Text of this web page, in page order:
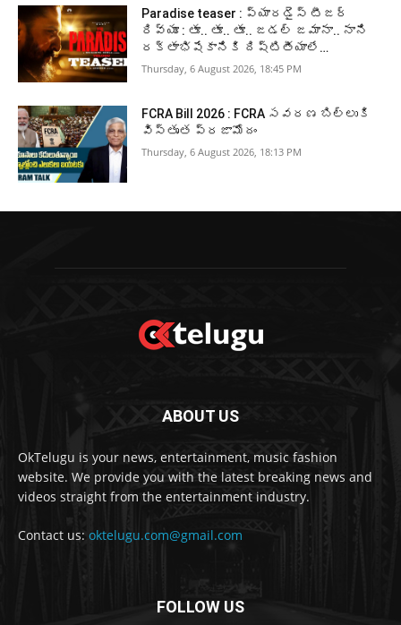
Paradise teaser : ప్యారడైస్ టీజర్
రివ్యూ : తూ.. తూ.. తూ.. జడల్ జమానా.. నాని
రక్తాభిషేకానికి దిష్టితీయాలే…
Thursday, 6 August 2026, 18:45 PM
FCRA Bill 2026 : FCRA సవరణ బిల్లుకి
విస్తృత ప్రజామోదం
Thursday, 6 August 2026, 18:13 PM
ABOUT US
OkTelugu is your news, entertainment, music fashion
website. We provide you with the latest breaking news and
videos straight from the entertainment industry.
Contact us: oktelugu.com@gmail.com
FOLLOW US